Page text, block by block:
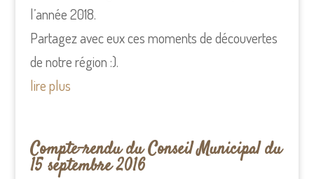
l’année 2018.
Partagez avec eux ces moments de découvertes
de notre région :).
lire plus
Compte-rendu du Conseil Municipal du
15 septembre 2016